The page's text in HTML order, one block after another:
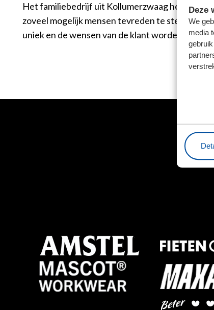
Deze
We
media
Het familiebedrijf uit Kollumerzwaag heeft, net
zoveel mogelijk mensen tevreden te stellen.
uniek en de wensen van de klant worden hierop